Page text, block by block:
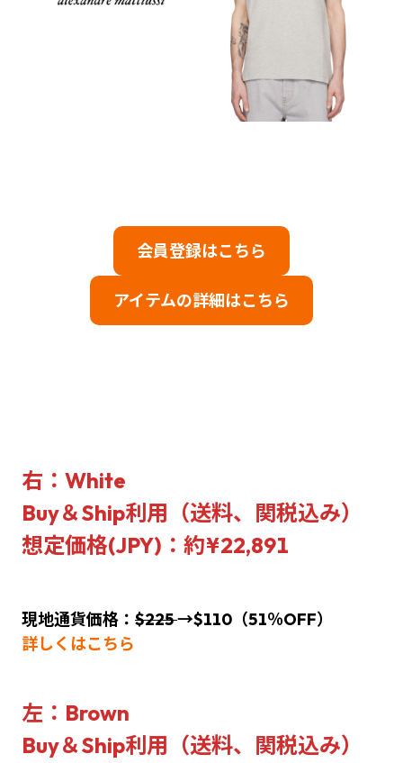
会員登録はこちら
アイテムの詳細はこちら
右：White
Buy＆Ship利用（送料、関税込み）
想定価格(JPY)：約¥22,891
現地通貨価格： $225→$110 （51％OFF）
詳しくはこちら
左：Brown
Buy＆Ship利用（送料、関税込み）